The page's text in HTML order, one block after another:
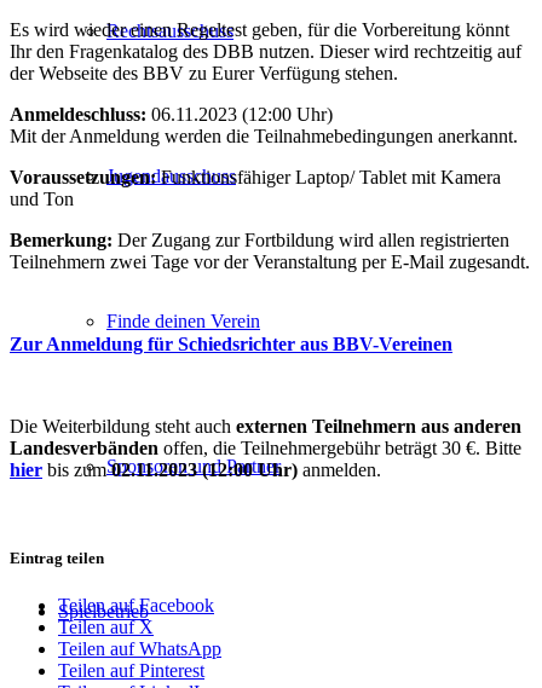
Rechtsausschuss
Jugendausschuss
Finde deinen Verein
Sponsoren und Partner
Spielbetrieb
Es wird wieder einen Regeltest geben, für die Vorbereitung könnt
Ihr den Fragenkatalog des DBB nutzen. Dieser wird rechtzeitig auf
der Webseite des BBV zu Eurer Verfügung stehen.
Anmeldeschluss: 06.11.2023 (12:00 Uhr)
Mit der Anmeldung werden die Teilnahmebedingungen anerkannt.
Voraussetzungen:Funktionsfähiger Laptop/ Tablet mit Kamera
und Ton
Bemerkung: Der Zugang zur Fortbildung wird allen registrierten
Teilnehmern zwei Tage vor der Veranstaltung per E-Mail zugesandt.
Zur Anmeldung für Schiedsrichter aus BBV-Vereinen
Die Weiterbildung steht auch externen Teilnehmern aus anderen
Landesverbänden offen, die Teilnehmergebühr beträgt 30 €. Bitte
hier bis zum02.11.2023 (12:00 Uhr) anmelden.
Eintrag teilen
Teilen auf Facebook
Teilen auf X
Teilen auf WhatsApp
Teilen auf Pinterest